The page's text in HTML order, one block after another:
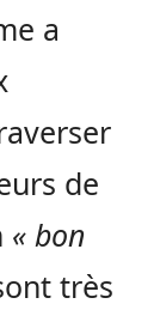
a
de
« bon
très